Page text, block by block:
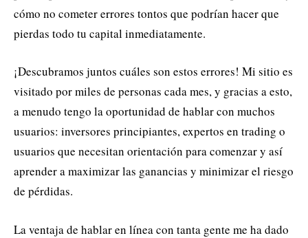
cómo no cometer errores tontos que podrían hacer que
pierdas todo tu capital inmediatamente.
¡Descubramos juntos cuáles son estos errores! Mi sitio es
visitado por miles de personas cada mes, y gracias a esto,
a menudo tengo la oportunidad de hablar con muchos
usuarios: inversores principiantes, expertos en trading o
usuarios que necesitan orientación para comenzar y así
aprender a maximizar las ganancias y minimizar el riesgo
de pérdidas.
La ventaja de hablar en línea con tanta gente me ha dado